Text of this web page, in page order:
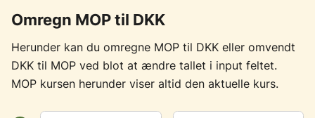
Omregn MOP til DKK
Herunder kan du omregne MOP til DKK eller omvendt
DKK til MOP ved blot at ændre tallet i input feltet.
MOP kursen herunder viser altid den aktuelle kurs.